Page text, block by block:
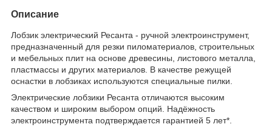
Описание
Лобзик электрический Ресанта - ручной электроинструмент,
предназначенный для резки пиломатериалов, строительных
и мебельных плит на основе древесины, листового металла,
пластмассы и других материалов. В качестве режущей
оснастки в лобзиках используются специальные пилки.
Электрические лобзики Ресанта отличаются высоким
качеством и широким выбором опций. Надёжность
электроинструмента подтверждается гарантией 5 лет*.